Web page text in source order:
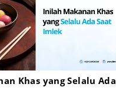
Khas yang Selalu Ada